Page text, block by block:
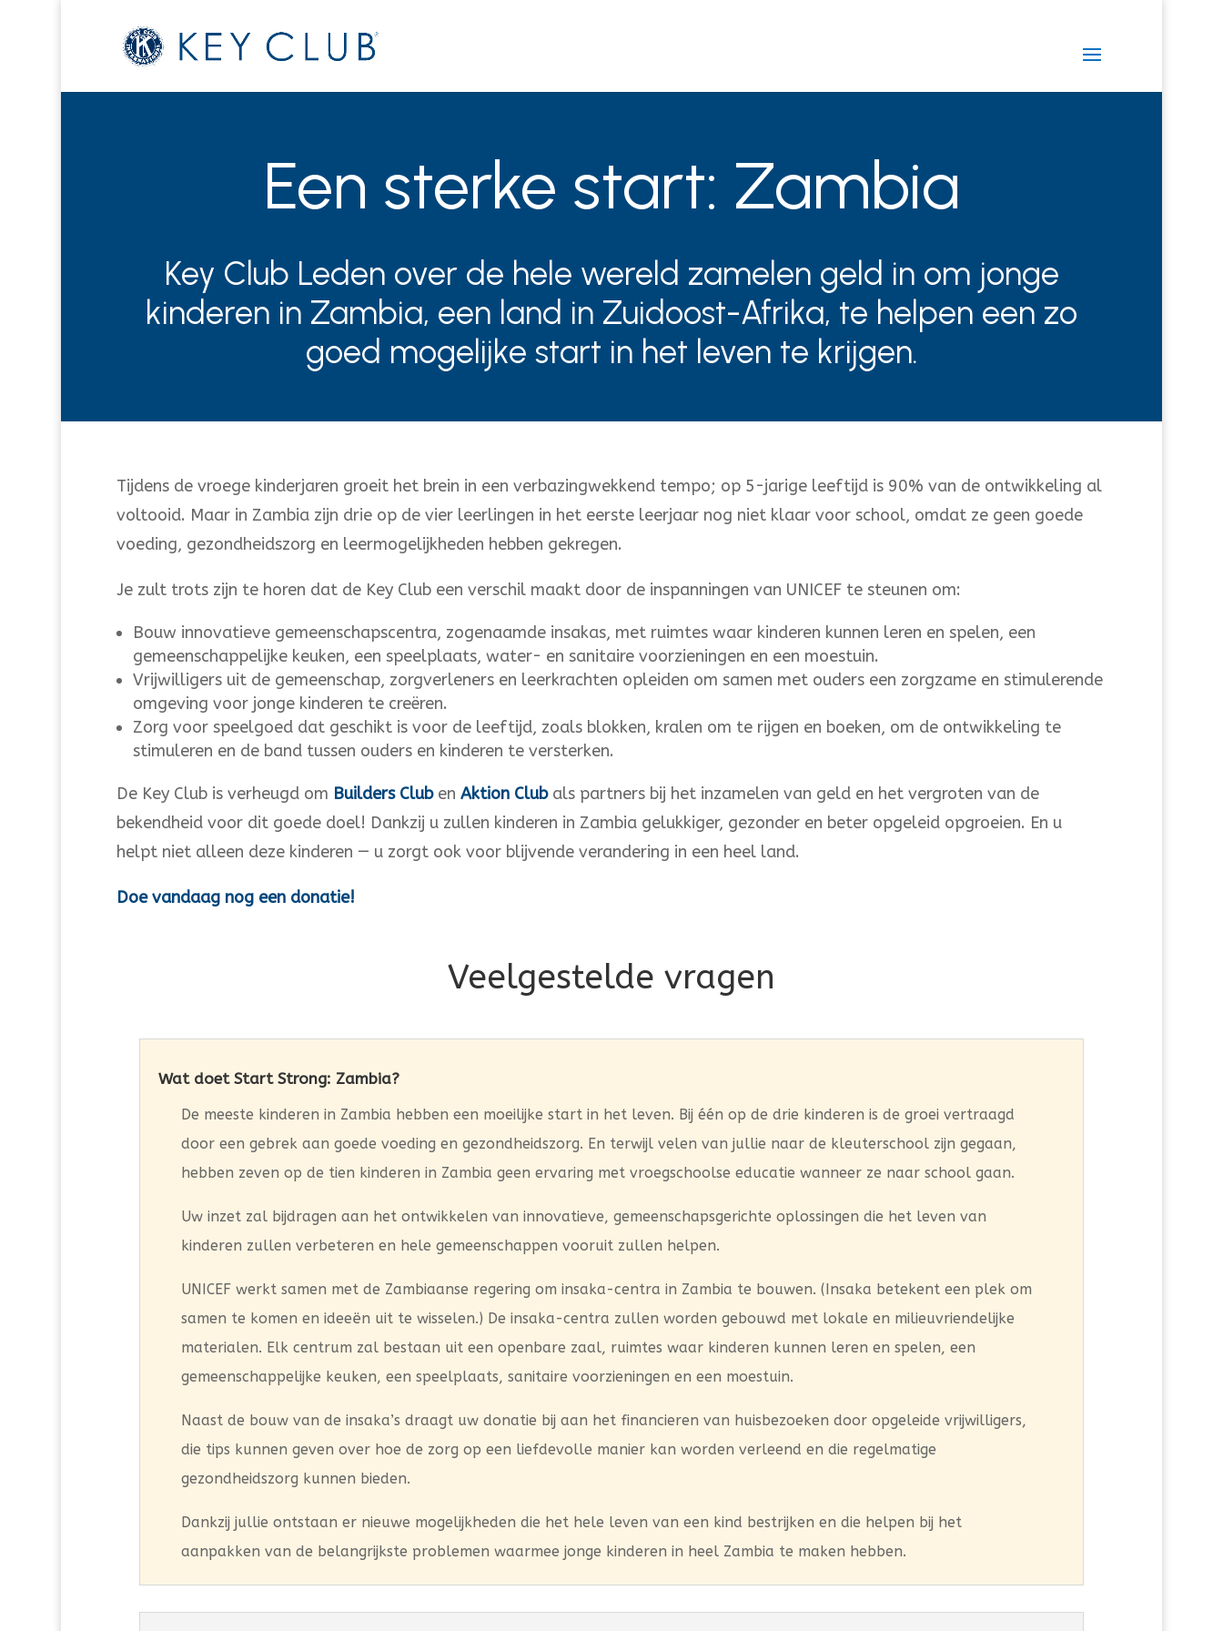
Een sterke start: Zambia
Key Club Leden over de hele wereld zamelen geld in om jonge
kinderen in Zambia, een land in Zuidoost-Afrika, te helpen een zo
goed mogelijke start in het leven te krijgen.
Tijdens de vroege kinderjaren groeit het brein in een verbazingwekkend tempo; op 5-jarige leeftijd is 90% van de ontwikkeling al
voltooid. Maar in Zambia zijn drie op de vier leerlingen in het eerste leerjaar nog niet klaar voor school, omdat ze geen goede
voeding, gezondheidszorg en leermogelijkheden hebben gekregen.
Je zult trots zijn te horen dat de Key Club een verschil maakt door de inspanningen van UNICEF te steunen om:
Bouw innovatieve gemeenschapscentra, zogenaamde insakas, met ruimtes waar kinderen kunnen leren en spelen, een
gemeenschappelijke keuken, een speelplaats, water- en sanitaire voorzieningen en een moestuin.
Vrijwilligers uit de gemeenschap, zorgverleners en leerkrachten opleiden om samen met ouders een zorgzame en stimulerende
omgeving voor jonge kinderen te creëren.
Zorg voor speelgoed dat geschikt is voor de leeftijd, zoals blokken, kralen om te rijgen en boeken, om de ontwikkeling te
stimuleren en de band tussen ouders en kinderen te versterken.
De Key Club is verheugd om Builders Cluben Aktion Clubals partners bij het inzamelen van geld en het vergroten van de
bekendheid voor dit goede doel! Dankzij u zullen kinderen in Zambia gelukkiger, gezonder en beter opgeleid opgroeien. En u
helpt niet alleen deze kinderen — u zorgt ook voor blijvende verandering in een heel land.
Doe vandaag nog een donatie!
Veelgestelde vragen
Wat doet Start Strong: Zambia?
De meeste kinderen in Zambia hebben een moeilijke start in het leven. Bij één op de drie kinderen is de groei vertraagd
door een gebrek aan goede voeding en gezondheidszorg. En terwijl velen van jullie naar de kleuterschool zijn gegaan,
hebben zeven op de tien kinderen in Zambia geen ervaring met vroegschoolse educatie wanneer ze naar school gaan.
Uw inzet zal bijdragen aan het ontwikkelen van innovatieve, gemeenschapsgerichte oplossingen die het leven van
kinderen zullen verbeteren en hele gemeenschappen vooruit zullen helpen.
UNICEF werkt samen met de Zambiaanse regering om insaka-centra in Zambia te bouwen. (Insaka betekent een plek om
samen te komen en ideeën uit te wisselen.) De insaka-centra zullen worden gebouwd met lokale en milieuvriendelijke
materialen. Elk centrum zal bestaan uit een openbare zaal, ruimtes waar kinderen kunnen leren en spelen, een
gemeenschappelijke keuken, een speelplaats, sanitaire voorzieningen en een moestuin.
Naast de bouw van de insaka’s draagt uw donatie bij aan het financieren van huisbezoeken door opgeleide vrijwilligers,
die tips kunnen geven over hoe de zorg op een liefdevolle manier kan worden verleend en die regelmatige
gezondheidszorg kunnen bieden.
Dankzij jullie ontstaan er nieuwe mogelijkheden die het hele leven van een kind bestrijken en die helpen bij het
aanpakken van de belangrijkste problemen waarmee jonge kinderen in heel Zambia te maken hebben.